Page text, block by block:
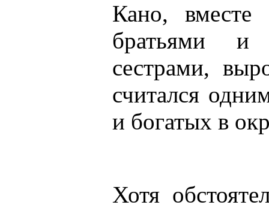
Кано,
братьями и
сестрами,
считался
и богатых в
Хотя